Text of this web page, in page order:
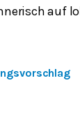
auf